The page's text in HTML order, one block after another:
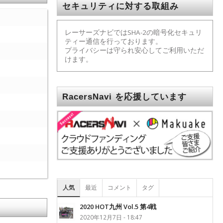
セキュリティに対する取組み
レーサーズナビではSHA-2の暗号化セキュリ
ティー通信を行っております。
プライバシーは守られ安心してご利用いただ
けます。
RacersNavi を応援しています
人気 最近 コメント タグ
2020 HOT九州 Vol.5 第4戦
2020年12月7日 - 18:47